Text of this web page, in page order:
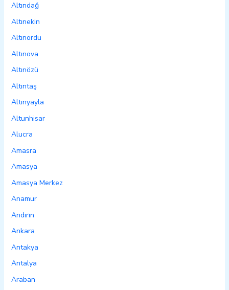
Altındağ
Altınekin
Altınordu
Altınova
Altınözü
Altıntaş
Altınyayla
Altunhisar
Alucra
Amasra
Amasya
Amasya Merkez
Anamur
Andırın
Ankara
Antakya
Antalya
Araban